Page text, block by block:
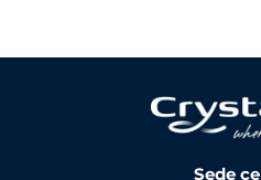
Sede